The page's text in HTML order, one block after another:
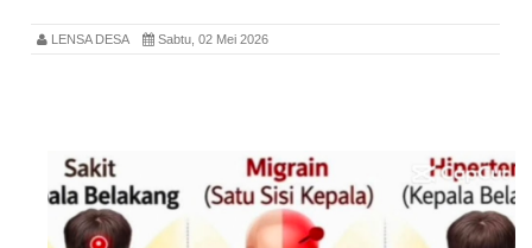
LENSA DESA Sabtu, 02 Mei 2026